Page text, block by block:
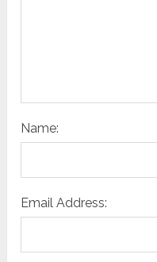
Name:
Email Address: